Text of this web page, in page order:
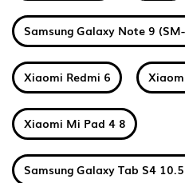
Samsung Galaxy Note 9
Xiaomi Redmi 6
Xiaomi Mi Pad 4 8
Samsung Galaxy Tab S4